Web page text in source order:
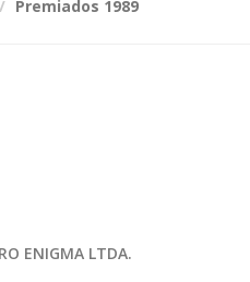
Premiados 1989
ENIGMA LTDA.